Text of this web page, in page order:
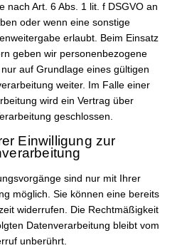
nach Art. 6 Abs. 1 lit. f DSGVO an
oder wenn eine sonstige
erlaubt. Beim Einsatz
geben wir personenbezogene
auf Grundlage eines gültigen
weiter. Im Falle einer
wird ein Vertrag über
geschlossen.
Einwilligung zur
sind nur mit Ihrer
möglich. Sie können eine bereits
widerrufen. Die Rechtmäßigkeit
Datenverarbeitung bleibt vom
unberührt.